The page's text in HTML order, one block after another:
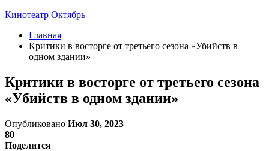
Кинотеатр Октябрь
Главная
Критики в восторге от третьего сезона «Убийств в
одном здании»
Критики в восторге от третьего сезона
«Убийств в одном здании»
Опубликовано Июл 30, 2023
80
Поделится